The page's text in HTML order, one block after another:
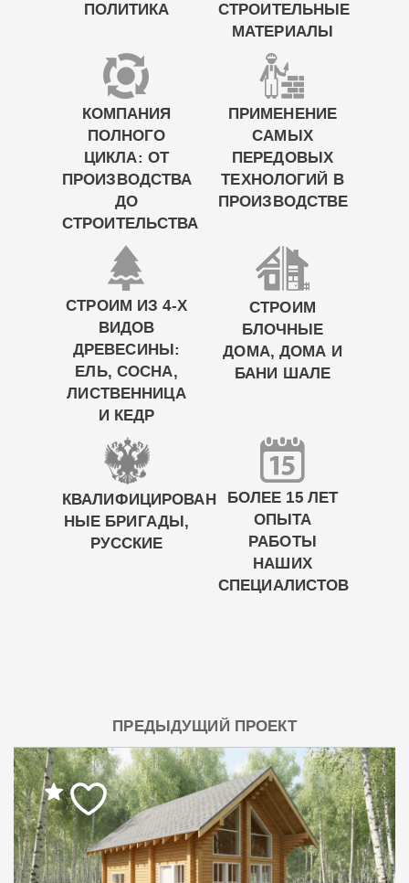
ПОЛИТИКА
СТРОИТЕЛЬНЫЕ
МАТЕРИАЛЫ
КОМПАНИЯ
ПОЛНОГО
ЦИКЛА: ОТ
ПРОИЗВОДСТВА
ДО
СТРОИТЕЛЬСТВА
ПРИМЕНЕНИЕ
САМЫХ
ПЕРЕДОВЫХ
ТЕХНОЛОГИЙ В
ПРОИЗВОДСТВЕ
СТРОИМ ИЗ 4-Х
ВИДОВ
ДРЕВЕСИНЫ:
ЕЛЬ, СОСНА,
ЛИСТВЕННИЦА
И КЕДР
СТРОИМ
БЛОЧНЫЕ
ДОМА, ДОМА И
БАНИ ШАЛЕ
КВАЛИФИЦИРОВАН
НЫЕ БРИГАДЫ,
РУССКИЕ
БОЛЕЕ 15 ЛЕТ
ОПЫТА
РАБОТЫ
НАШИХ
СПЕЦИАЛИСТОВ
ПРЕДЫДУЩИЙ ПРОЕКТ